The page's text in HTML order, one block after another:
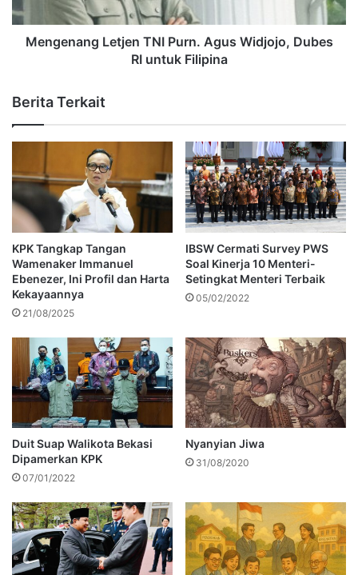
Mengenang Letjen TNI Purn. Agus Widjojo, Dubes
RI untuk Filipina
Berita Terkait
KPK Tangkap Tangan
Wamenaker Immanuel
Ebenezer, Ini Profil dan Harta
Kekayaannya
21/08/2025
IBSW Cermati Survey PWS
Soal Kinerja 10 Menteri-
Setingkat Menteri Terbaik
05/02/2022
Duit Suap Walikota Bekasi
Dipamerkan KPK
07/01/2022
Nyanyian Jiwa
31/08/2020